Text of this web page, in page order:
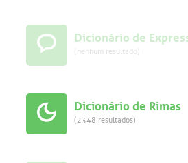
Dicionário de
(nenhum resultado)
Dicionário de Rimas
(2348 resultados)